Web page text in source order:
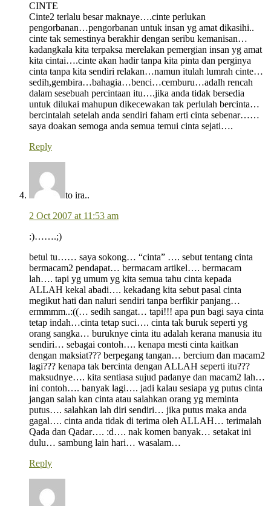
CINTE
Cinte2 terlalu besar maknaye….cinte perlukan
pengorbanan…pengorbanan untuk insan yg amat dikasihi..
cinte tak semestinya berakhir dengan seribu kemanisan…
kadangkala kita terpaksa merelakan pemergian insan yg amat
kita cintai….cinte akan hadir tanpa kita pinta dan perginya
cinta tanpa kita sendiri relakan…namun itulah lumrah cinte…
sedih,gembira…bahagia…benci…cemburu…adalh rencah
dalam sesebuah percintaan itu….jika anda tidak bersedia
untuk dilukai mahupun dikecewakan tak perlulah bercinta…
bercintalah setelah anda sendiri faham erti cinta sebenar……
saya doakan semoga anda semua temui cinta sejati….
Reply
to ira..
2 Oct 2007 at 11:53 am
:)…….;)
betul tu…… saya sokong… “cinta” …. sebut tentang cinta
bermacam2 pendapat… bermacam artikel…. bermacam
lah…. tapi yg umum yg kita semua tahu cinta kepada
ALLAH kekal abadi…. kekadang kita sebut pasal cinta
megikut hati dan naluri sendiri tanpa berfikir panjang…
ermmmm..:((… sedih sangat… tapi!!! apa pun bagi saya cinta
tetap indah…cinta tetap suci…. cinta tak buruk seperti yg
orang sangka… buruknye cinta itu adalah kerana manusia itu
sendiri… sebagai contoh…. kenapa mesti cinta kaitkan
dengan maksiat??? berpegang tangan… bercium dan macam2
lagi??? kenapa tak bercinta dengan ALLAH seperti itu???
maksudnye…. kita sentiasa sujud padanye dan macam2 lah…
ini contoh…. banyak lagi…. jadi kalau sesiapa yg putus cinta
jangan salah kan cinta atau salahkan orang yg meminta
putus…. salahkan lah diri sendiri… jika putus maka anda
gagal…. cinta anda tidak di terima oleh ALLAH… terimalah
Qada dan Qadar…. :d…. nak komen banyak… setakat ini
dulu… sambung lain hari… wasalam…
Reply